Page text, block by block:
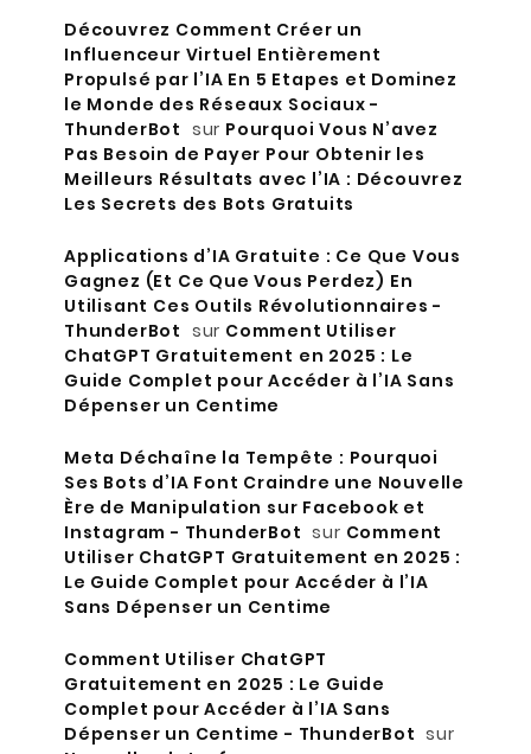
Découvrez Comment Créer un
Influenceur Virtuel Entièrement
Propulsé par l’IA En 5 Etapes et Dominez
le Monde des Réseaux Sociaux -
ThunderBot sur Pourquoi Vous N’avez
Pas Besoin de Payer Pour Obtenir les
Meilleurs Résultats avec l’IA : Découvrez
Les Secrets des Bots Gratuits
Applications d’IA Gratuite : Ce Que Vous
Gagnez (Et Ce Que Vous Perdez) En
Utilisant Ces Outils Révolutionnaires -
ThunderBot sur Comment Utiliser
ChatGPT Gratuitement en 2025 : Le
Guide Complet pour Accéder à l’IA Sans
Dépenser un Centime
Meta Déchaîne la Tempête : Pourquoi
Ses Bots d’IA Font Craindre une Nouvelle
Ère de Manipulation sur Facebook et
Instagram - ThunderBot sur Comment
Utiliser ChatGPT Gratuitement en 2025 :
Le Guide Complet pour Accéder à l’IA
Sans Dépenser un Centime
Comment Utiliser ChatGPT
Gratuitement en 2025 : Le Guide
Complet pour Accéder à l’IA Sans
Dépenser un Centime - ThunderBot sur